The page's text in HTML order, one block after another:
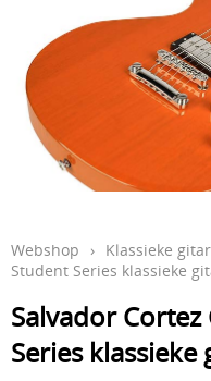
Akoestische Gitaren
Blaasinstrumenten
Bladmuziek en
Cadeaubon
Cursussen gitaar,
Drums en percussie
Mijn account
Openingsuren
Verzendingen
Webshop › Klassieke
Student Series klassieke
Salvador Cortez
Series klassieke